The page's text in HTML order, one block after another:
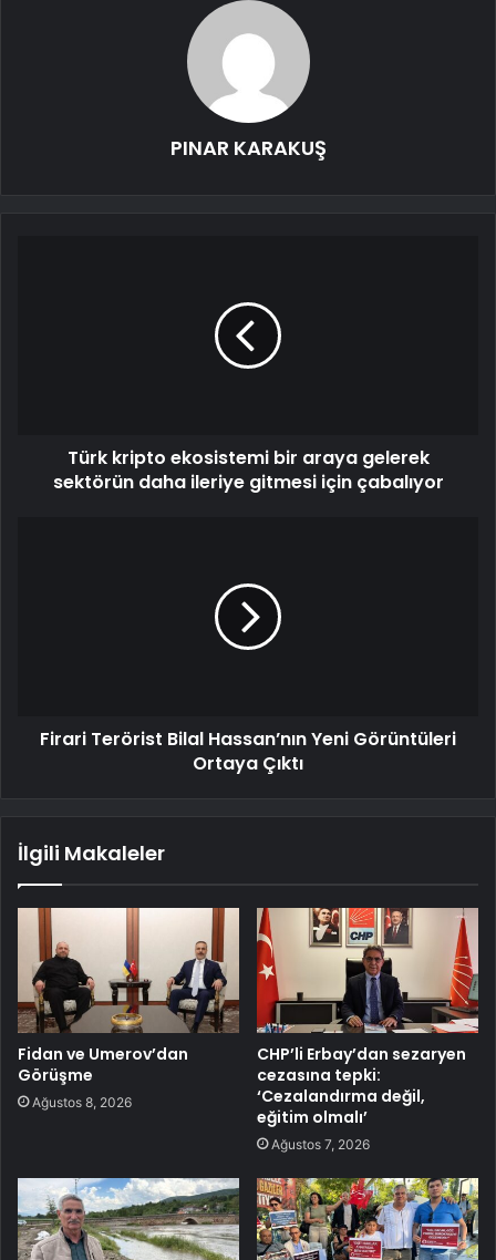
PINAR KARAKUŞ
Türk kripto ekosistemi bir araya gelerek
sektörün daha ileriye gitmesi için çabalıyor
Firari Terörist Bilal Hassan’nın Yeni Görüntüleri
Ortaya Çıktı
İlgili Makaleler
Fidan ve Umerov’dan
Görüşme
Ağustos 8, 2026
CHP’li Erbay’dan sezaryen
cezasına tepki:
‘Cezalandırma değil,
eğitim olmalı’
Ağustos 7, 2026